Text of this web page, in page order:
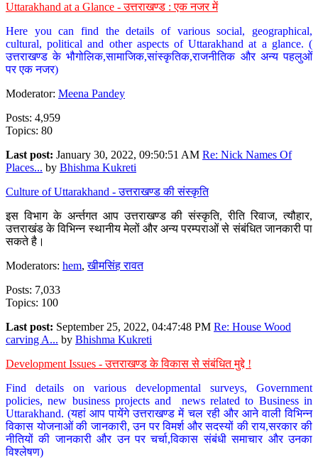
Uttarakhand at a Glance - उत्तराखण्ड : एक नजर में
Here you can find the details of various social, geographical,
cultural, political and other aspects of Uttarakhand at a glance. (
उत्तराखण्ड के भौगोलिक,सामाजिक,सांस्कृतिक,राजनीतिक और अन्य पहलुओं
पर एक नजर)
Moderator: Meena Pandey
Posts: 4,959
Topics: 80
Last post: January 30, 2022, 09:50:51 AM Re: Nick Names Of
Places... by Bhishma Kukreti
Culture of Uttarakhand - उत्तराखण्ड की संस्कृति
इस विभाग के अर्न्तगत आप उत्तराखण्ड की संस्कृति, रीति रिवाज, त्यौहार,
उत्तराखंड के विभिन्न स्थानीय मेलों और अन्य परम्पराओं से संबंधित जानकारी पा
सकते है।
Moderators: hem,खीमसिंह रावत
Posts: 7,033
Topics: 100
Last post: September 25, 2022, 04:47:48 PM Re: House Wood
carving A... by Bhishma Kukreti
Development Issues - उत्तराखण्ड के विकास से संबंधित मुद्दे !
Find details on various developmental surveys, Government
policies, new business projects and news related to Business in
Uttarakhand. (यहां आप पायेंगे उत्तराखण्ड में चल रही और आने वाली विभिन्न
विकास योजनाओं की जानकारी, उन पर विमर्श और सदस्यों की राय,सरकार की
नीतियों की जानकारी और उन पर चर्चा,विकास संबंधी समाचार और उनका
विश्लेषण)